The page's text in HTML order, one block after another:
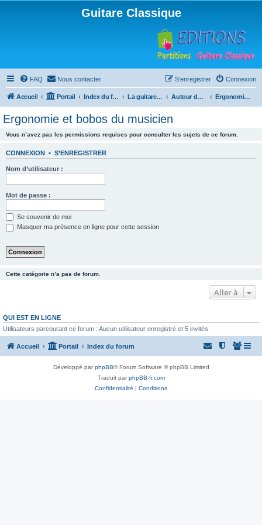
Guitare Classique
FAQ Nous contacter Connexion
S’enregistrer
Accueil Portail Index du forum La guitare : instrument, cours et théorie Autour de la guitare Ergonomie et bobos du musicien
Ergonomie et bobos du musicien
Vous n’avez pas les permissions requises pour consulter les sujets de ce forum.
CONNEXION • S’ENREGISTRER
Nom d’utilisateur :
Mot de passe :
Se souvenir de moi
Masquer ma présence en ligne pour cette session
Cette catégorie n’a pas de forum.
Aller à
QUI EST EN LIGNE
Utilisateurs parcourant ce forum : Aucun utilisateur enregistré et 5 invités
Accueil Portail Index du forum
Développé parphpBB® Forum Software © phpBB Limited
Traduit parphpBB-fr.com
Confidentialité | Conditions